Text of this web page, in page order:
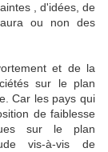
, d'idées, de
ou non des
et de la
sur le plan
Car les pays qui
de faiblesse
sur le plan
vis-à-vis de